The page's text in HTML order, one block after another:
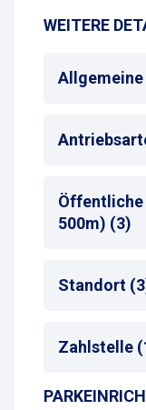
Öffentliches
Öffentliche
WEITERE
Alle
500m) (3)
Bus-
Zug-
Standort
Shopping-
Zahlstelle